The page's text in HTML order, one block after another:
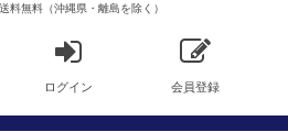
無料（沖縄県・離島を除く）
ログイン 会員登録